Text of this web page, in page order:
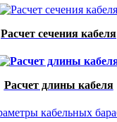
Расчет сечения кабеля
Расчет длины кабеля